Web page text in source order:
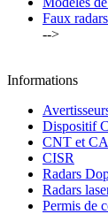
Faux radars
-->
Informations
Dispositif
CNT et
CISR
Radars
Radars
Permis de